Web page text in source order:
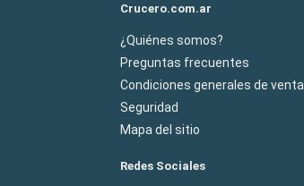
Crucero.com.ar
¿Quiénes somos?
Preguntas frecuentes
Condiciones generales de venta
Seguridad
Mapa del sitio
Redes Sociales